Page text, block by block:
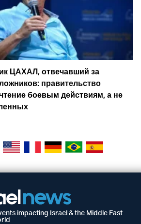
ЦАХАЛ, отвечавший за
правительство
боевым действиям, а не
impacting Israel & the Middle East